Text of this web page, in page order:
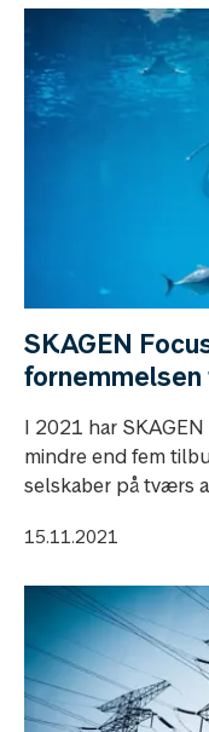
SKAGEN
I 2021 har
mindre end fem
selskaber på tværs
15.11.2021